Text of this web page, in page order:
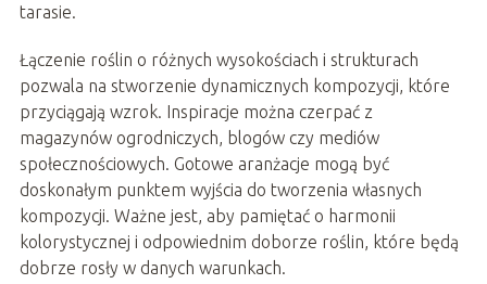
tarasie.
Łączenie roślin o różnych wysokościach i strukturach
pozwala na stworzenie dynamicznych kompozycji, które
przyciągają wzrok. Inspiracje można czerpać z
magazynów ogrodniczych, blogów czy mediów
społecznościowych. Gotowe aranżacje mogą być
doskonałym punktem wyjścia do tworzenia własnych
kompozycji. Ważne jest, aby pamiętać o harmonii
kolorystycznej i odpowiednim doborze roślin, które będą
dobrze rosły w danych warunkach.